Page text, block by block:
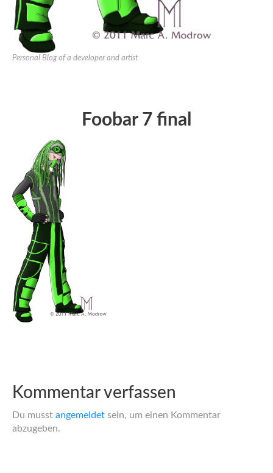
Personal Blog of a developer and artist
Foobar 7 final
Kommentar verfassen
Du musst angemeldet sein, um einen Kommentar
abzugeben.